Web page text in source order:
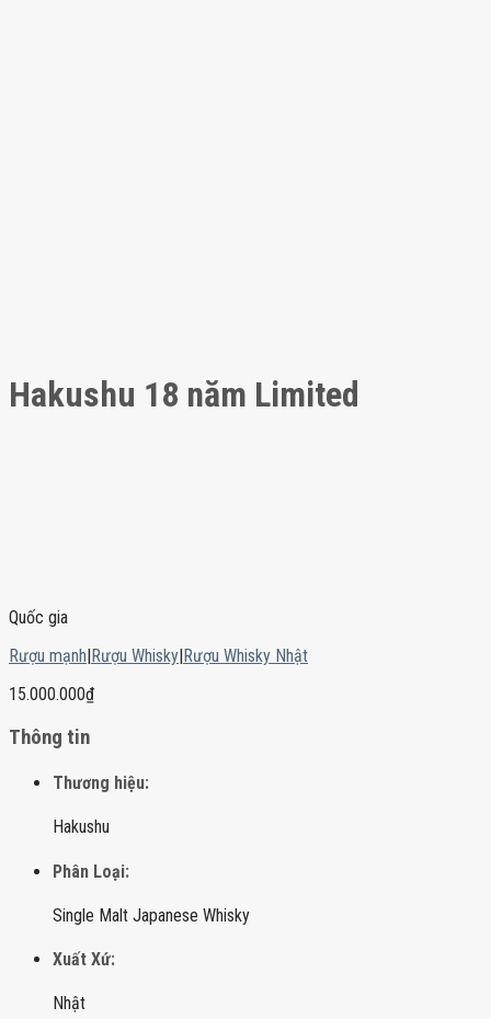
Hakushu 18 năm Limited
Quốc gia
Rượu mạnh|Rượu Whisky|Rượu Whisky Nhật
15.000.000₫
Thông tin
Thương hiệu:
Hakushu
Phân Loại:
Single Malt Japanese Whisky
Xuất Xứ:
Nhật